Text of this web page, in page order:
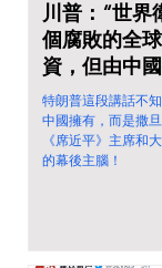
川普：“世界
個腐敗的全
資，但由中
特朗普這段講話不
中國擁有，而是撒
《席近平》主席和
的幕後主腦！